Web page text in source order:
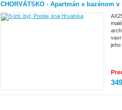
CHORVÁTSKO - Apartmán s bazénom
jeho